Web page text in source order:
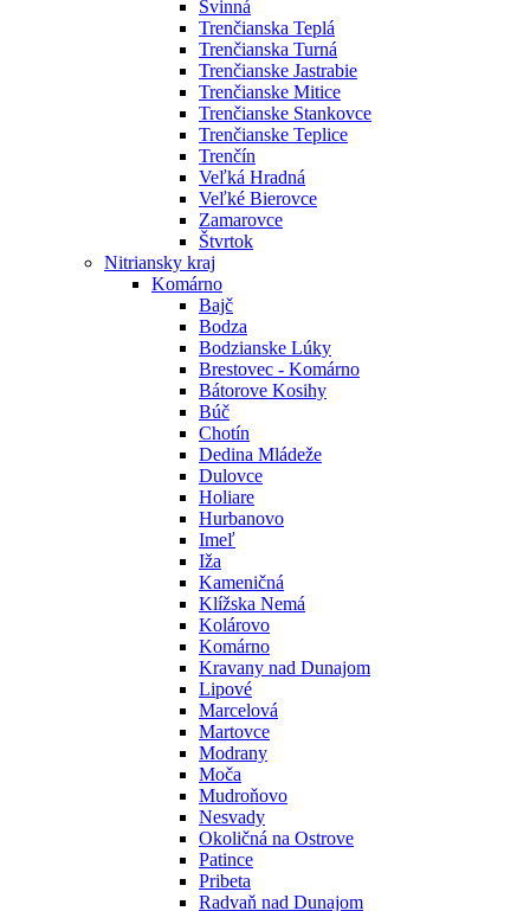
Svinná
Trenčianska Teplá
Trenčianska Turná
Trenčianske Jastrabie
Trenčianske Mitice
Trenčianske Stankovce
Trenčianske Teplice
Trenčín
Veľká Hradná
Veľké Bierovce
Zamarovce
Štvrtok
Nitriansky kraj
Komárno
Bajč
Bodza
Bodzianske Lúky
Brestovec - Komárno
Bátorove Kosihy
Búč
Chotín
Dedina Mládeže
Dulovce
Holiare
Hurbanovo
Imeľ
Iža
Kameničná
Klížska Nemá
Kolárovo
Komárno
Kravany nad Dunajom
Lipové
Marcelová
Martovce
Modrany
Moča
Mudroňovo
Nesvady
Okoličná na Ostrove
Patince
Pribeta
Radvaň nad Dunajom